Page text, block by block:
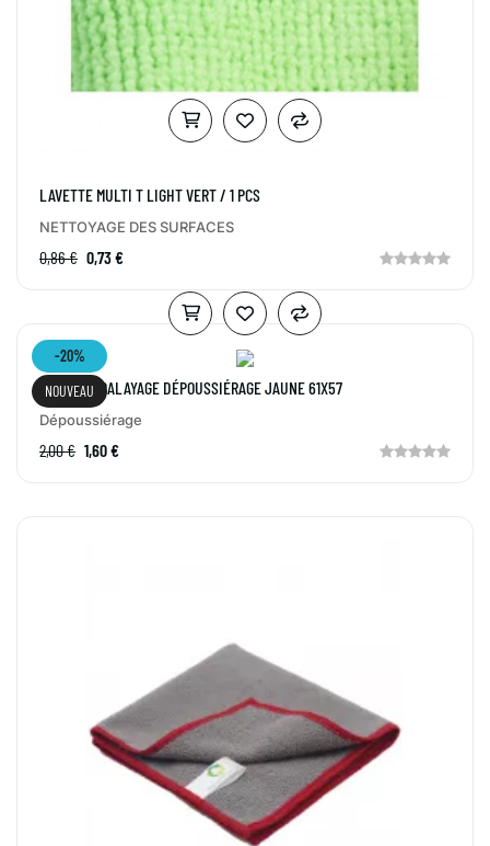
LAVETTE MULTI T LIGHT VERT / 1 PCS
NETTOYAGE DES SURFACES
0,86 € 0,73 €
-20%
NOUVEAU
GAZES DE BALAYAGE DÉPOUSSIÉRAGE JAUNE 61X57
Dépoussiérage
2,00 € 1,60 €